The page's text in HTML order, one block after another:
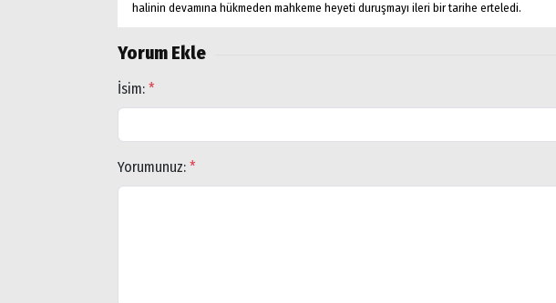
halinin devamına hükmeden mahkeme heyeti duruşmayı ileri bir tarihe erteledi.
Yorum Ekle
İsim: *
Yorumunuz: *